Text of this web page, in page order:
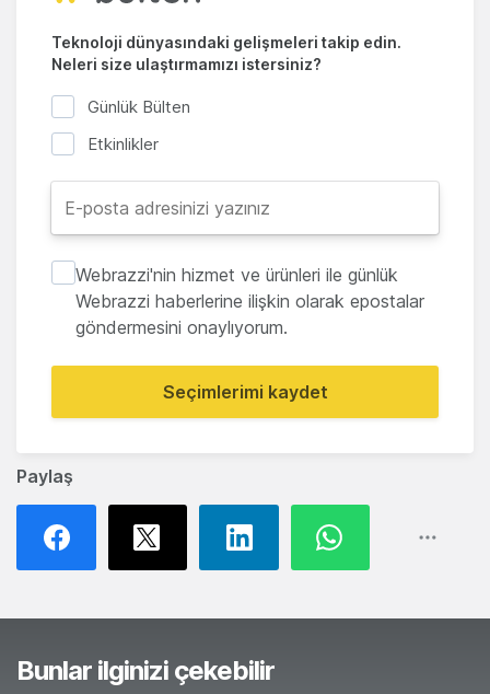
Paylaş
Teknoloji dünyasındaki gelişmeleri takip edin.
Neleri size ulaştırmamızı istersiniz?
Günlük Bülten
Etkinlikler
Webrazzi'nin hizmet ve ürünleri ile günlük
Webrazzi haberlerine ilişkin olarak epostalar
göndermesini onaylıyorum.
Seçimlerimi kaydet
Bunlar ilginizi çekebilir